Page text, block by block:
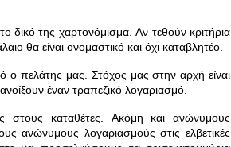
δικό της χαρτονόμισμα.Αν τεθούν κριτήρια
θα είναι ονομαστικό και όχι καταβλητέο.
ο πελάτης μας. Στόχος μας στην αρχή είναι
έναν τραπεζικό λογαριασμό.
στους καταθέτες. Ακόμη και ανώνυμους
ανώνυμους λογαριασμούς στις ελβετικές